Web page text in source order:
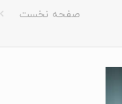
صفحه نخست